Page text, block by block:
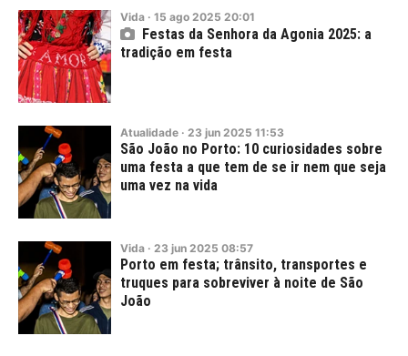
Vida · 15 ago 2025 20:01
Festas da Senhora da Agonia 2025: a
tradição em festa
Atualidade · 23 jun 2025 11:53
São João no Porto: 10 curiosidades sobre
uma festa a que tem de se ir nem que seja
uma vez na vida
Vida · 23 jun 2025 08:57
Porto em festa; trânsito, transportes e
truques para sobreviver à noite de São
João